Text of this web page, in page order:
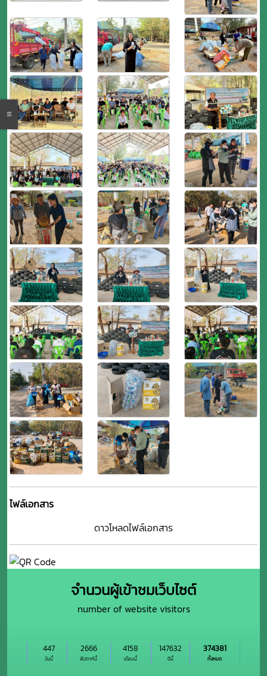
ไฟล์เอกสาร
ดาวโหลดไฟล์เอกสาร
จำนวนผู้เข้าชมเว็บไซต์
number of website visitors
วันนี้
447
สัปดาห์นี้
2666
เดือนนี้
4158
ปีนี้
147632
ทั้งหมด
374381